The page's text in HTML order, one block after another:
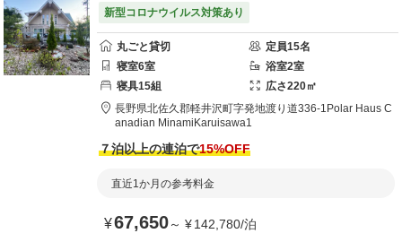
新型コロナウイルス対策あり
丸ごと貸切 定員15名
寝室6室 浴室2室
寝具15組 広さ220㎡
長野県北佐久郡軽井沢町字発地渡り道336-1 Polar Haus C
anadian MinamiKaruisawa1
７泊以上の連泊で15%OFF
直近1か月の参考料金
¥67,650～ ¥142,780/泊